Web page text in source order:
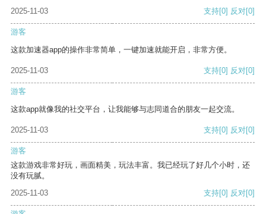
2025-11-03 支持[0] 反对[0]
游客
这款加速器app的操作非常简单，一键加速就能开启，非常方便。
2025-11-03 支持[0] 反对[0]
游客
这款app就像我的社交平台，让我能够与志同道合的朋友一起交流。
2025-11-03 支持[0] 反对[0]
游客
这款游戏非常好玩，画面精美，玩法丰富。我已经玩了好几个小时，还
没有玩腻。
2025-11-03
支持[0] 反对[0]